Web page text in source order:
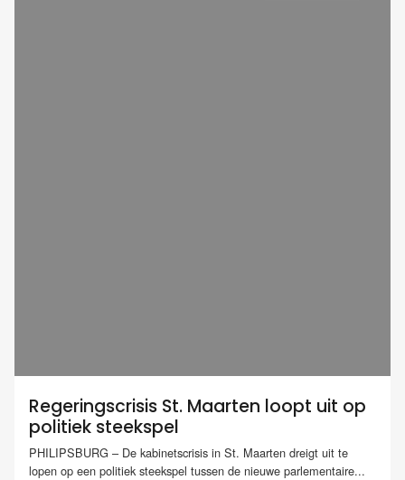
Regeringscrisis St. Maarten loopt uit op
politiek steekspel
PHILIPSBURG – De kabinetscrisis in St. Maarten dreigt uit te
lopen op een politiek steekspel tussen de nieuwe parlementaire...